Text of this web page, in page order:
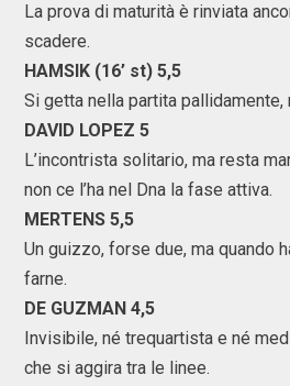
La prova di maturità è rinviata
scadere.
HAMSIK (16’ st) 5,5
Si getta nella partita pallidamente,
DAVID LOPEZ 5
L’incontrista solitario, ma resta
non ce l’ha nel Dna la fase attiva.
MERTENS 5,5
Un guizzo, forse due, ma quando
farne.
DE GUZMAN 4,5
Invisibile, né trequartista e né
che si aggira tra le linee.